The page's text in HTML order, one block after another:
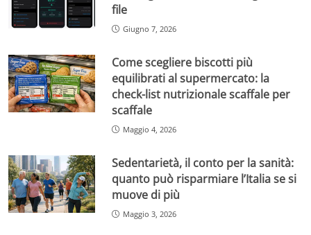
file
Giugno 7, 2026
Come scegliere biscotti più
equilibrati al supermercato: la
check-list nutrizionale scaffale per
scaffale
Maggio 4, 2026
Sedentarietà, il conto per la sanità:
quanto può risparmiare l’Italia se si
muove di più
Maggio 3, 2026